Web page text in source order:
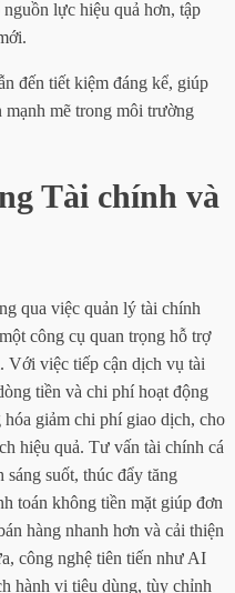
lực hiệu quả hơn, tập
đến tiết kiệm đáng kể, giúp
mạnh mẽ trong môi trường
Tài chính và
qua việc quản lý tài chính
công cụ quan trọng hỗ trợ
Với việc tiếp cận dịch vụ tài
tiền và chi phí hoạt động
giảm chi phí giao dịch, cho
hiệu quả. Tư vấn tài chính cá
suốt, thúc đẩy tăng
toán không tiền mặt giúp đơn
hàng nhanh hơn và cải thiện
công nghệ tiên tiến như AI
hành vi tiêu dùng, tùy chỉnh